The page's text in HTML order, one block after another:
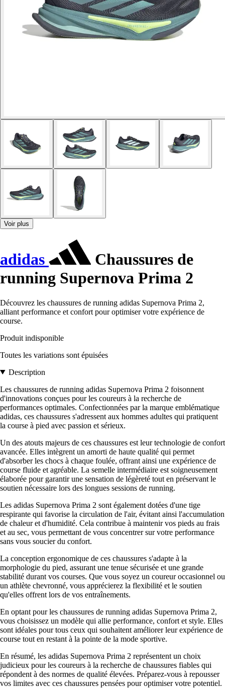
Voir plus
adidas
Chaussures de
running Supernova Prima 2
Découvrez les chaussures de running adidas Supernova Prima 2,
alliant performance et confort pour optimiser votre expérience de
course.
Produit indisponible
Toutes les variations sont épuisées
Description
Les chaussures de running adidas Supernova Prima 2 foisonnent
d'innovations conçues pour les coureurs à la recherche de
performances optimales. Confectionnées par la marque emblématique
adidas, ces chaussures s'adressent aux hommes adultes qui pratiquent
la course à pied avec passion et sérieux.
Un des atouts majeurs de ces chaussures est leur technologie de confort
avancée. Elles intègrent un amorti de haute qualité qui permet
d'absorber les chocs à chaque foulée, offrant ainsi une expérience de
course fluide et agréable. La semelle intermédiaire est soigneusement
élaborée pour garantir une sensation de légèreté tout en préservant le
soutien nécessaire lors des longues sessions de running.
Les adidas Supernova Prima 2 sont également dotées d'une tige
respirante qui favorise la circulation de l'air, évitant ainsi l'accumulation
de chaleur et d'humidité. Cela contribue à maintenir vos pieds au frais
et au sec, vous permettant de vous concentrer sur votre performance
sans vous soucier du confort.
La conception ergonomique de ces chaussures s'adapte à la
morphologie du pied, assurant une tenue sécurisée et une grande
stabilité durant vos courses. Que vous soyez un coureur occasionnel ou
un athlète chevronné, vous apprécierez la flexibilité et le soutien
qu'elles offrent lors de vos entraînements.
En optant pour les chaussures de running adidas Supernova Prima 2,
vous choisissez un modèle qui allie performance, confort et style. Elles
sont idéales pour tous ceux qui souhaitent améliorer leur expérience de
course tout en restant à la pointe de la mode sportive.
En résumé, les adidas Supernova Prima 2 représentent un choix
judicieux pour les coureurs à la recherche de chaussures fiables qui
répondent à des normes de qualité élevées. Préparez-vous à repousser
vos limites avec ces chaussures pensées pour optimiser votre potentiel.